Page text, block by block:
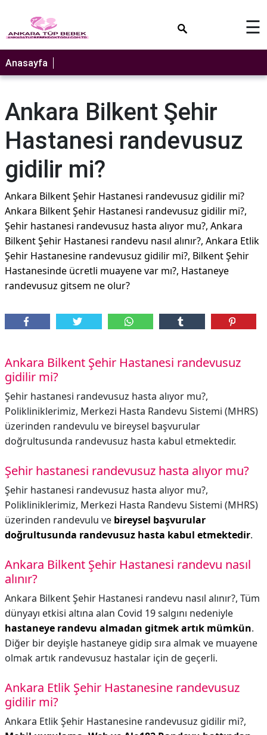
☰
Anasayfa
Ankara Bilkent Şehir
Hastanesi randevusuz
gidilir mi?
Ankara Bilkent Şehir Hastanesi randevusuz gidilir mi?
Ankara Bilkent Şehir Hastanesi randevusuz gidilir mi?,
Şehir hastanesi randevusuz hasta alıyor mu?, Ankara
Bilkent Şehir Hastanesi randevu nasıl alınır?, Ankara Etlik
Şehir Hastanesine randevusuz gidilir mi?, Bilkent Şehir
Hastanesinde ücretli muayene var mı?, Hastaneye
randevusuz gitsem ne olur?
Ankara Bilkent Şehir Hastanesi randevusuz
gidilir mi?
Şehir hastanesi randevusuz hasta alıyor mu?,
Polikliniklerimiz, Merkezi Hasta Randevu Sistemi (MHRS)
üzerinden randevulu ve bireysel başvurular
doğrultusunda randevusuz hasta kabul etmektedir.
Şehir hastanesi randevusuz hasta alıyor mu?
Şehir hastanesi randevusuz hasta alıyor mu?,
Polikliniklerimiz, Merkezi Hasta Randevu Sistemi (MHRS)
üzerinden randevulu ve bireysel başvurular
doğrultusunda randevusuz hasta kabul etmektedir.
Ankara Bilkent Şehir Hastanesi randevu nasıl
alınır?
Ankara Bilkent Şehir Hastanesi randevu nasıl alınır?, Tüm
dünyayı etkisi altına alan Covid 19 salgını nedeniyle
hastaneye randevu almadan gitmek artık mümkün.
Diğer bir deyişle hastaneye gidip sıra almak ve muayene
olmak artık randevusuz hastalar için de geçerli.
Ankara Etlik Şehir Hastanesine randevusuz
gidilir mi?
Ankara Etlik Şehir Hastanesine randevusuz gidilir mi?,